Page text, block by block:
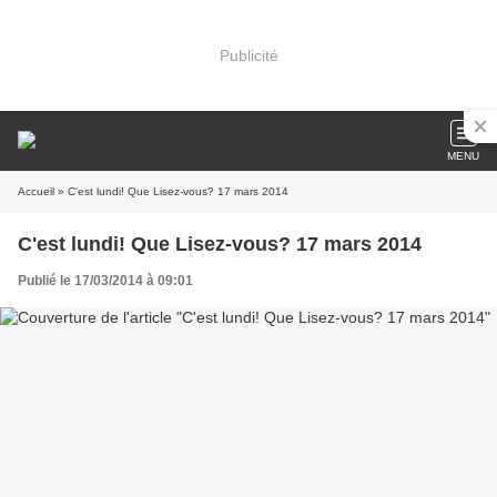
Publicité
MENU
Accueil » C'est lundi! Que Lisez-vous? 17 mars 2014
C'est lundi! Que Lisez-vous? 17 mars 2014
Publié le 17/03/2014 à 09:01